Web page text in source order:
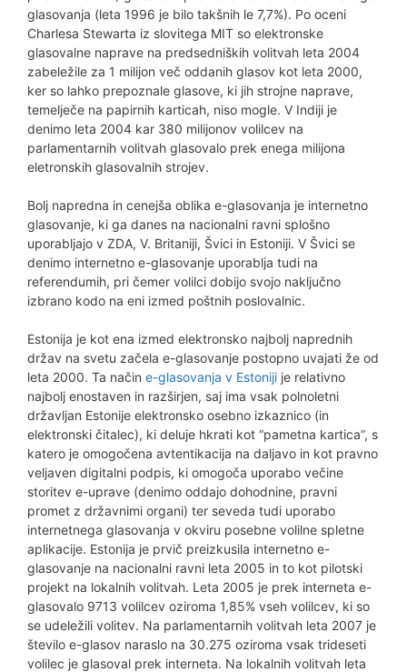
glasovanja (leta 1996 je bilo takšnih le 7,7%). Po oceni
Charlesa Stewarta iz slovitega MIT so elektronske
glasovalne naprave na predsedniških volitvah leta 2004
zabeležile za 1 milijon več oddanih glasov kot leta 2000,
ker so lahko prepoznale glasove, ki jih strojne naprave,
temelječe na papirnih karticah, niso mogle. V Indiji je
denimo leta 2004 kar 380 milijonov volilcev na
parlamentarnih volitvah glasovalo prek enega milijona
eletronskih glasovalnih strojev.
Bolj napredna in cenejša oblika e-glasovanja je internetno
glasovanje, ki ga danes na nacionalni ravni splošno
uporabljajo v ZDA, V. Britaniji, Švici in Estoniji. V Švici se
denimo internetno e-glasovanje uporablja tudi na
referendumih, pri čemer volilci dobijo svojo naključno
izbrano kodo na eni izmed poštnih poslovalnic.
Estonija je kot ena izmed elektronsko najbolj naprednih
držav na svetu začela e-glasovanje postopno uvajati že od
leta 2000. Ta način e-glasovanja v Estoniji je relativno
najbolj enostaven in razširjen, saj ima vsak polnoletni
državljan Estonije elektronsko osebno izkaznico (in
elektronski čitalec), ki deluje hkrati kot “pametna kartica”, s
katero je omogočena avtentikacija na daljavo in kot pravno
veljaven digitalni podpis, ki omogoča uporabo večine
storitev e-uprave (denimo oddajo dohodnine, pravni
promet z državnimi organi) ter seveda tudi uporabo
internetnega glasovanja v okviru posebne volilne spletne
aplikacije. Estonija je prvič preizkusila internetno e-
glasovanje na nacionalni ravni leta 2005 in to kot pilotski
projekt na lokalnih volitvah. Leta 2005 je prek interneta e-
glasovalo 9713 volilcev oziroma 1,85% vseh volilcev, ki so
se udeležili volitev. Na parlamentarnih volitvah leta 2007 je
število e-glasov naraslo na 30.275 oziroma vsak trideseti
volilec je glasoval prek interneta. Na lokalnih volitvah leta